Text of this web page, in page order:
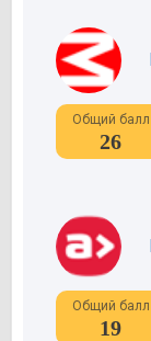
Общий балл
26
Общий балл
19